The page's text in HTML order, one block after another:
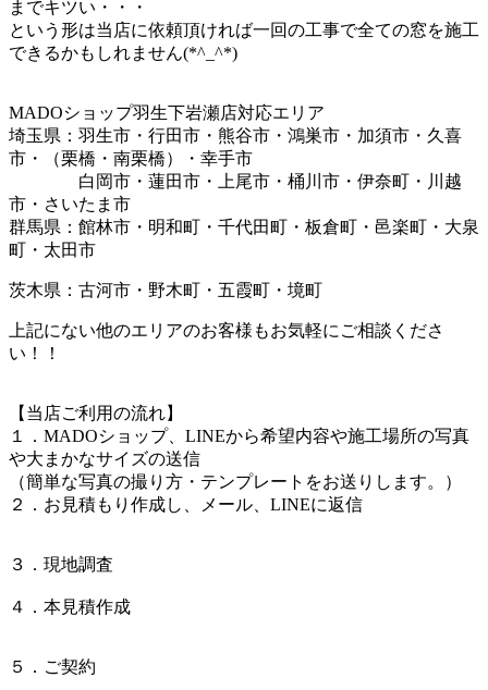
までキツい・・・
という形は当店に依頼頂ければ一回の工事で全ての窓を施工
できるかもしれません(*^_^*)
MADOショップ羽生下岩瀬店対応エリア
埼玉県：羽生市・行田市・熊谷市・鴻巣市・加須市・久喜
市・（栗橋・南栗橋）・幸手市
白岡市・蓮田市・上尾市・桶川市・伊奈町・川越
市・さいたま市
群馬県：館林市・明和町・千代田町・板倉町・邑楽町・大泉
町・太田市
茨木県：古河市・野木町・五霞町・境町
上記にない他のエリアのお客様もお気軽にご相談くださ
い！！
【当店ご利用の流れ】
１．MADOショップ、LINEから希望内容や施工場所の写真
や大まかなサイズの送信
（簡単な写真の撮り方・テンプレートをお送りします。）
２．お見積もり作成し、メール、LINEに返信
３．現地調査
４．本見積作成
５．ご契約